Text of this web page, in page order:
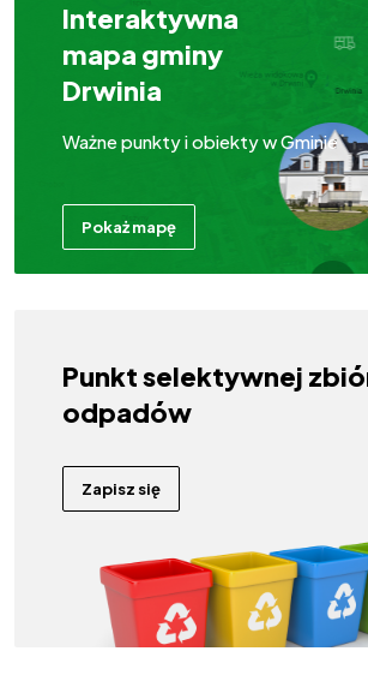
Interaktywna
mapa gminy
Drwinia
Ważne punkty i obiekty w Gminie
Pokaż mapę
Punkt selektywnej
odpadów
Zapisz się